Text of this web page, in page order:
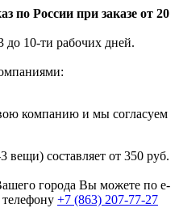
по России при заказе от 20
до 10-ти рабочих дней.
компанию и мы согласуем
вещи) составляет от 350 руб.
города Вы можете по e-
+7 (863) 207-77-27